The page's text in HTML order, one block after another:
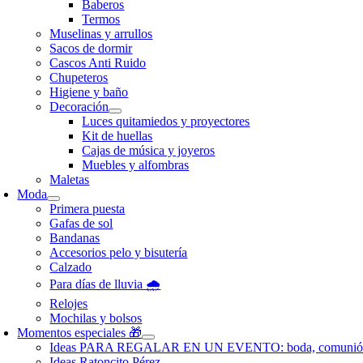
Baberos
Termos
Muselinas y arrullos
Sacos de dormir
Cascos Anti Ruido
Chupeteros
Higiene y baño
Decoración
Luces quitamiedos y proyectores
Kit de huellas
Cajas de música y joyeros
Muebles y alfombras
Maletas
Moda
Primera puesta
Gafas de sol
Bandanas
Accesorios pelo y bisutería
Calzado
Para días de lluvia 🌧️
Relojes
Mochilas y bolsos
Momentos especiales 🎁
Ideas PARA REGALAR EN UN EVENTO: boda,